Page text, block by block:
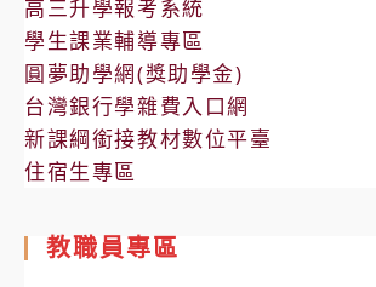
高三升學報考系統
學生課業輔導專區
圓夢助學網(獎助學金)
台灣銀行學雜費入口網
新課綱銜接教材數位平臺
住宿生專區
教職員專區